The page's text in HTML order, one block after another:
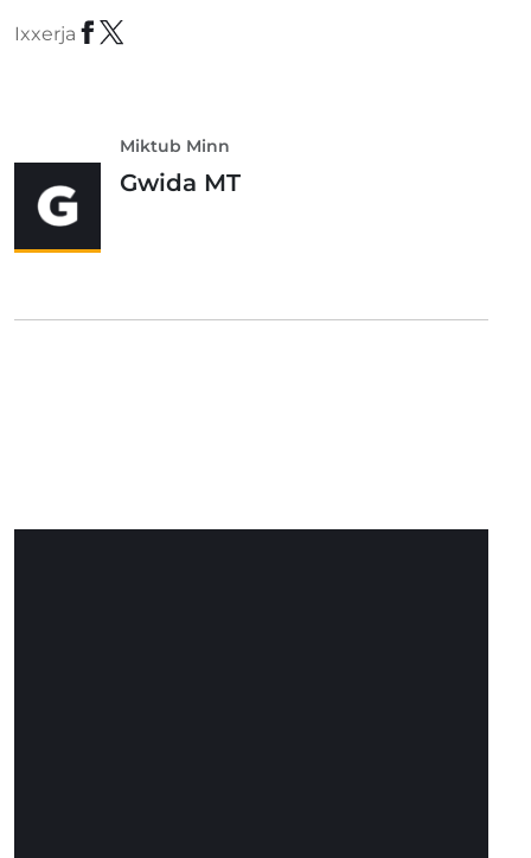
Ixxerja
Miktub Minn
Gwida MT